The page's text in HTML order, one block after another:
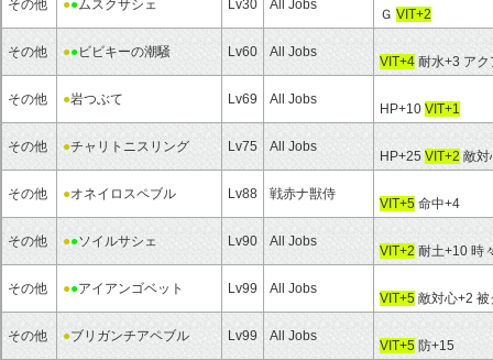
その他 ●●ムスクサシェ Lv30 All Jobs
Ｇ VIT+2
その他 ●●ビビキーの潮騒 Lv60 All Jobs
VIT+4 耐水+3 ア
その他 ●岩つぶて Lv69 All Jobs
HP+10 VIT+1
その他 ●チャリトニスリング Lv75 All Jobs
HP+25 VIT+2 敵対
その他 ●オネイロスペブル Lv88 戦赤ナ獣侍
VIT+5 命中+4
その他 ●●ソイルサシェ Lv90 All Jobs
VIT+2 耐土+10 時
その他 ●●アイアンゴベット Lv99 All Jobs
VIT+5 敵対心+2
その他 ●ブリガンチアペブル Lv99 All Jobs
VIT+5 防+15